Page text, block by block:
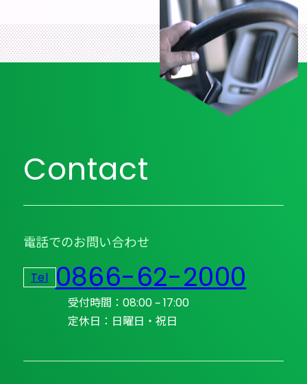
Contact
電話でのお問い合わせ
Tel 0866-62-2000
受付時間：08:00 ~ 17:00
定休日：日曜日・祝日